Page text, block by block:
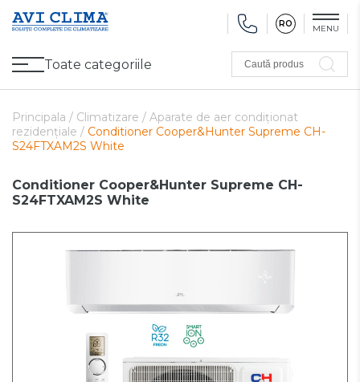
RO MENU
Toate categoriile
Climatizare
Ventilare
Caută produs
Principala / Climatizare / Aparate de aer condiționat
rezidențiale / Conditioner Cooper&Hunter Supreme CH-
S24FTXAM2S White
Conditioner Cooper&Hunter Supreme CH-
S24FTXAM2S White